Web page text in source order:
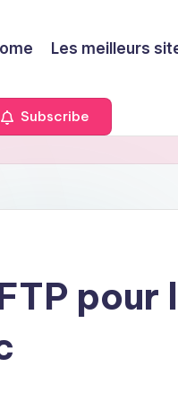
Les meilleurs
Subscribe
pour